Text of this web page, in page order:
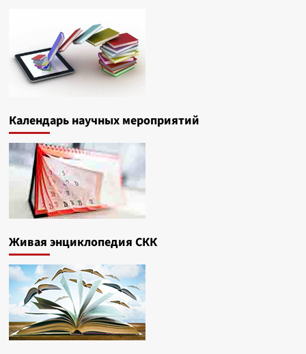
Календарь научных мероприятий
Живая энциклопедия СКК